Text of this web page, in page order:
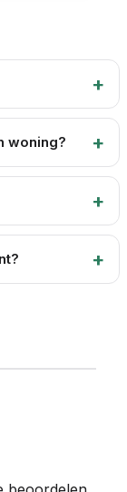
woning?